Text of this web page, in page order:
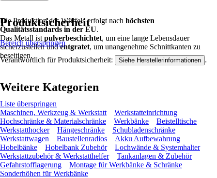
Die Produktion des Würfels erfolgt nach höchsten
Qualitätsstandards in der EU.
Das Metall ist pulverbeschichtet, um eine lange Lebensdauer
sicherzustellen undentgratet, um unangenehme Schnittkanten zu
beseitigen.
Produktsicherheit
Bereich überspringen
Verantwortlich für Produktsicherheit: Siehe Herstellerinformationen .
Weitere Kategorien
Liste überspringen
Maschinen, Werkzeug & Werkstatt
Werkstatteinrichtung
Hochschränke & Materialschränke
Werkbänke
Beistelltische
Werkstatthocker
Hängeschränke
Schubladenschränke
Werkstattwagen
Baustellenradios
Akku Aufbewahrung
Hobelbänke
Hobelbank Zubehör
Lochwände & Systemhalter
Werkstattzubehör & Werkstatthelfer
Tankanlagen & Zubehör
Gefahrstofflagerung
Montage für Werkbänke & Schränke
Sonderhöhen für Werkbänke